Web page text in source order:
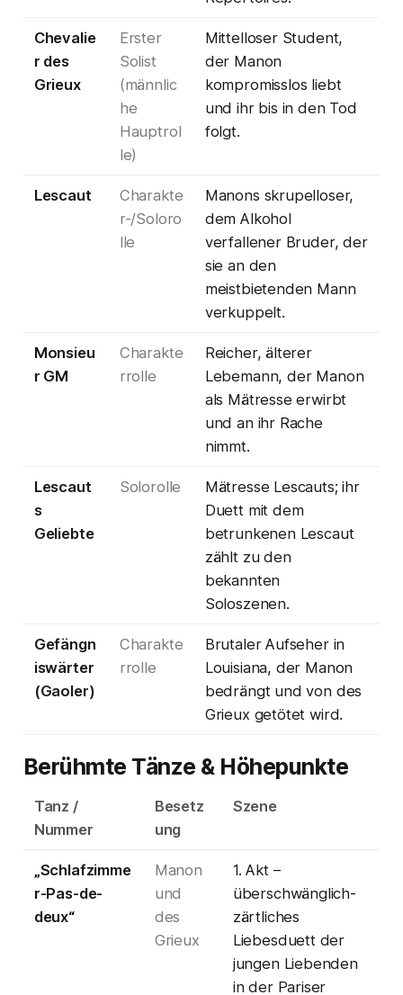
Chevalie
r des
Grieux
Erster
Solist
(männlic
he
Hauptrol
le)
Mittelloser Student,
der Manon
kompromisslos liebt
und ihr bis in den Tod
folgt.
Lescaut
Charakte
r-/Soloro
lle
Manons skrupelloser,
dem Alkohol
verfallener Bruder, der
sie an den
meistbietenden Mann
verkuppelt.
Monsieu
r GM
Charakte
rrolle
Reicher, älterer
Lebemann, der Manon
als Mätresse erwirbt
und an ihr Rache
nimmt.
Lescaut
s
Geliebte
Solorolle
Mätresse Lescauts; ihr
Duett mit dem
betrunkenen Lescaut
zählt zu den
bekannten
Soloszenen.
Gefängn
iswärter
(Gaoler)
Charakte
rrolle
Brutaler Aufseher in
Louisiana, der Manon
bedrängt und von des
Grieux getötet wird.
Berühmte Tänze & Höhepunkte
Tanz /
Nummer
Besetz
ung
Szene
„Schlafzimme
r-Pas-de-
deux“
Manon
und
des
Grieux
1. Akt –
überschwänglich-
zärtliches
Liebesduett der
jungen Liebenden
in der Pariser